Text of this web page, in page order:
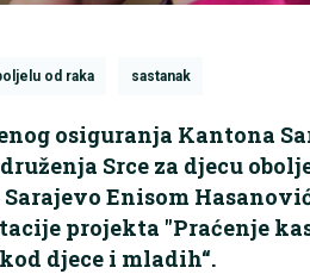
od raka sastanak
osiguranja Kantona
Srce za djecu
Enisom
projekta "Praćenje
djece i mladih“.